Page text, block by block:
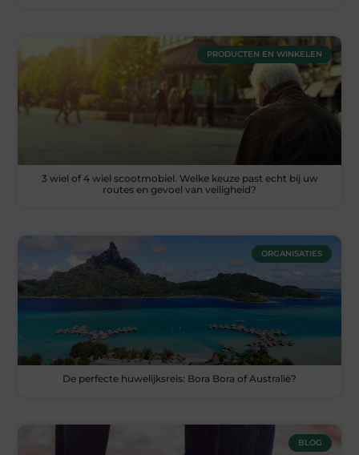
PRODUCTEN EN WINKELEN
3 wiel of 4 wiel scootmobiel. Welke keuze past echt bij uw
routes en gevoel van veiligheid?
ORGANISATIES
De perfecte huwelijksreis: Bora Bora of Australië?
BLOG